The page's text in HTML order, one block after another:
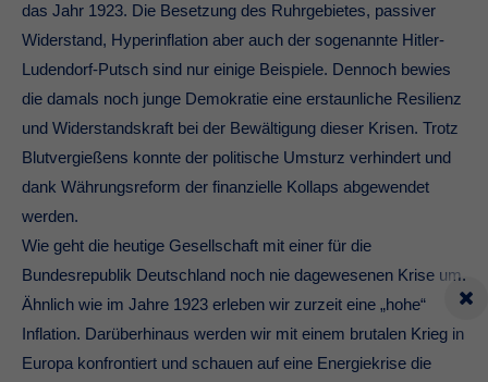
das Jahr 1923. Die Besetzung des Ruhrgebietes, passiver
Widerstand, Hyperinflation aber auch der sogenannte Hitler-
Ludendorf-Putsch sind nur einige Beispiele. Dennoch bewies
die damals noch junge Demokratie eine erstaunliche Resilienz
und Widerstandskraft bei der Bewältigung dieser Krisen. Trotz
Blutvergießens konnte der politische Umsturz verhindert und
dank Währungsreform der finanzielle Kollaps abgewendet
werden.
Wie geht die heutige Gesellschaft mit einer für die
Bundesrepublik Deutschland noch nie dagewesenen Krise um.
Ähnlich wie im Jahre 1923 erleben wir zurzeit eine „hohe“
Inflation. Darüberhinaus werden wir mit einem brutalen Krieg in
Europa konfrontiert und schauen auf eine Energiekrise die